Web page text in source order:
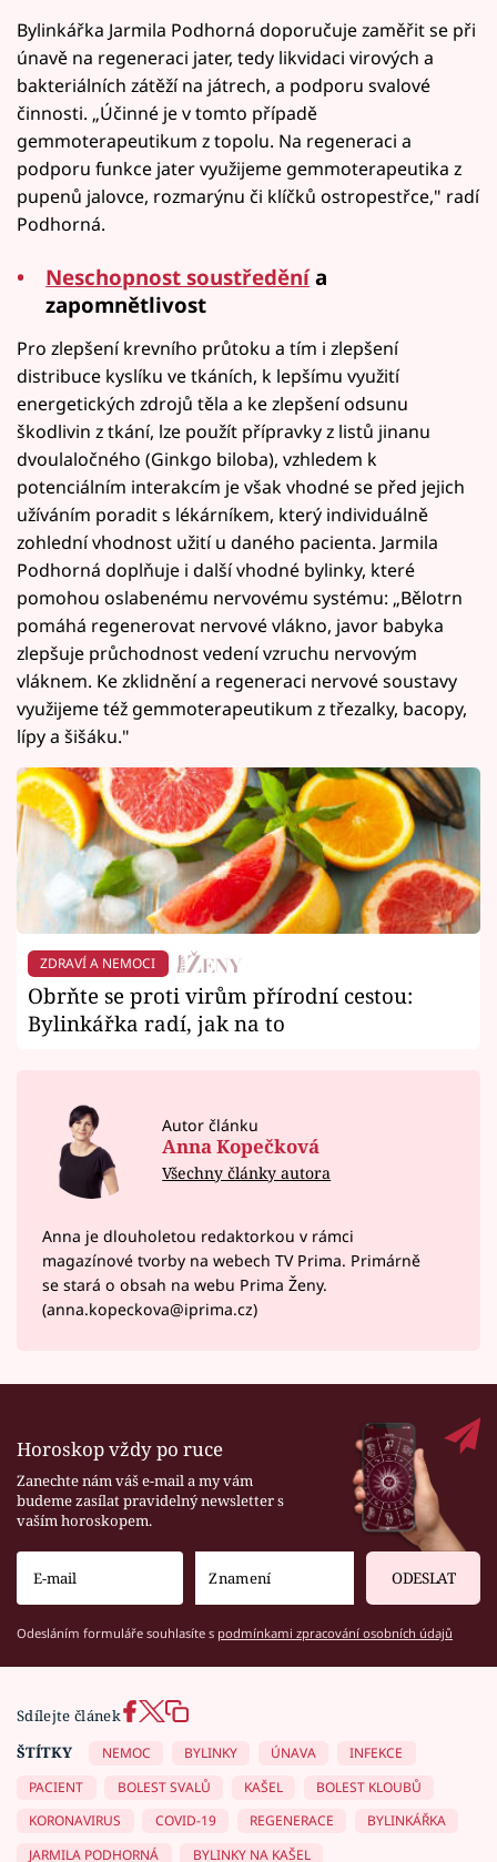
Bylinkářka Jarmila Podhorná doporučuje zaměřit se při
únavě na regeneraci jater, tedy likvidaci virových a
bakteriálních zátěží na játrech, a podporu svalové
činnosti. „Účinné je v tomto případě
gemmoterapeutikum z topolu. Na regeneraci a
podporu funkce jater využijeme gemmoterapeutika z
pupenů jalovce, rozmarýnu či klíčků ostropestřce," radí
Podhorná.
Neschopnost soustředěnía
zapomnětlivost
Pro zlepšení krevního průtoku a tím i zlepšení
distribuce kyslíku ve tkáních, k lepšímu využití
energetických zdrojů těla a ke zlepšení odsunu
škodlivin z tkání, lze použít přípravky z listů jinanu
dvoulaločného (Ginkgo biloba), vzhledem k
potenciálním interakcím je však vhodné se před jejich
užíváním poradit s lékárníkem, který individuálně
zohlední vhodnost užití u daného pacienta. Jarmila
Podhorná doplňuje i další vhodné bylinky, které
pomohou oslabenému nervovému systému: „Bělotrn
pomáhá regenerovat nervové vlákno, javor babyka
zlepšuje průchodnost vedení vzruchu nervovým
vláknem. Ke zklidnění a regeneraci nervové soustavy
využijeme též gemmoterapeutikum z třezalky, bacopy,
lípy a šišáku."
ZDRAVÍ A NEMOCI
Obrňte se proti virům přírodní cestou:
Bylinkářka radí, jak na to
Autor článku
Anna Kopečková
Všechny články autora
Anna je dlouholetou redaktorkou v rámci
magazínové tvorby na webech TV Prima. Primárně
se stará o obsah na webu Prima Ženy.
(anna.kopeckova@iprima.cz)
Horoskop vždy po ruce
Zanechte nám váš e-mail a my vám
budeme zasílat pravidelný newsletter s
vaším horoskopem.
ODESLAT
Odesláním formuláře souhlasíte s podmínkami zpracování osobních údajů
Sdílejte článek
ŠTÍTKY
NEMOC BYLINKY ÚNAVA
INFEKCE
PACIENT
BOLEST SVALŮ KAŠEL
BOLEST KLOUBŮ
KORONAVIRUS
COVID-19 REGENERACE
BYLINKÁŘKA
JARMILA PODHORNÁ
BYLINKY NA KAŠEL